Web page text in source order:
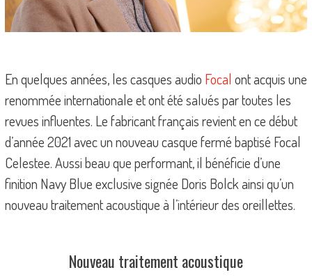
En quelques années, les casques audio Focal ont acquis une
renommée internationale et ont été salués par toutes les
revues influentes. Le fabricant français revient en ce début
d’année 2021 avec un nouveau casque fermé baptisé Focal
Celestee. Aussi beau que performant, il bénéficie d’une
finition Navy Blue exclusive signée Doris Bolck ainsi qu’un
nouveau traitement acoustique à l’intérieur des oreillettes.
Nouveau traitement acoustique